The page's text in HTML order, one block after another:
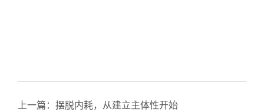
上一篇： 摆脱内耗，从建立主体性开始